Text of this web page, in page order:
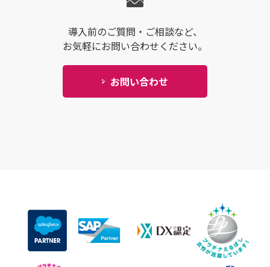
導入前のご質問・ご相談など、
お気軽にお問い合わせください。
お問い合わせ